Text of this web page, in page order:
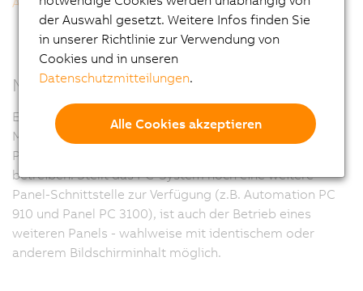
Multi-Panel-Betrieb
Eine wesentliche Erweiterung gegenüber SDL3 ist die
Möglichkeit, über einen SDL/SDL4 Splitter bis zu 3
Panels an einem Automation PC oder Panel PC zu
betreiben. Stellt das PC-System noch eine weitere
Panel-Schnittstelle zur Verfügung (z.B. Automation PC
910 und Panel PC 3100), ist auch der Betrieb eines
weiteren Panels - wahlweise mit identischem oder
anderem Bildschirminhalt möglich.
der Auswahl gesetzt. Weitere Infos finden Sie
in unserer Richtlinie zur Verwendung von
Cookies und in unseren
Datenschutzmitteilungen.
Alle Cookies akzeptieren